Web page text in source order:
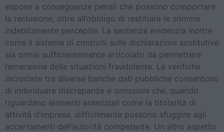
espone a conseguenze penali che possono comportare
la reclusione, oltre all’obbligo di restituire le somme
indebitamente percepite. La sentenza evidenzia inoltre
come il sistema di controlli sulle dichiarazioni sostitutive
sia ormai sufficientemente articolato da permettere
l’emersione delle situazioni fraudolente. Le verifiche
incrociate tra diverse banche dati pubbliche consentono
di individuare discrepanze e omissioni che, quando
riguardano elementi essenziali come la titolarità di
attività d’impresa, difficilmente possono sfuggire agli
accertamenti dell’autorità competente. Un altro aspetto